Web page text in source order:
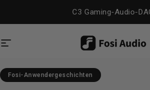
C3 Gaming-Audio-
Seitennavigation Dig Audio
Fosi-Anwendergeschichten